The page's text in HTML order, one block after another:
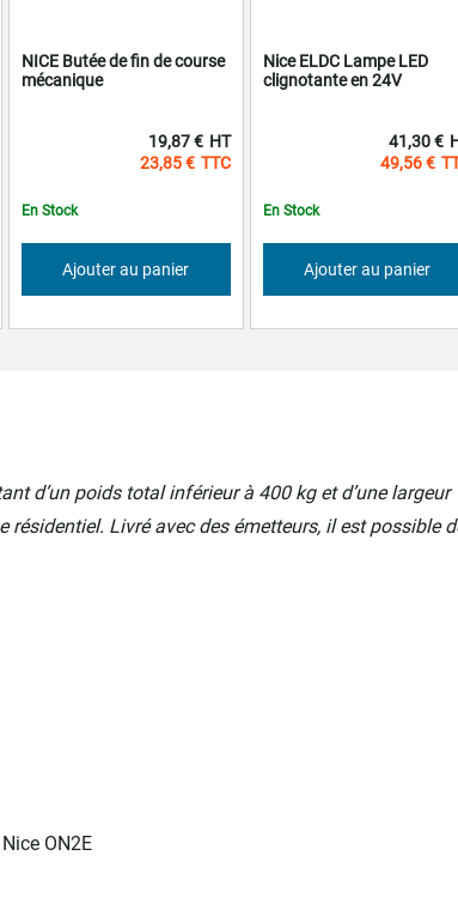
d’un poids total inférieur à 400 kg et d’une largeur
Livré avec des émetteurs, il est possible
ON2E
NICE Butée de fin de course
mécanique
En Stock
23,85 €
19,87 €
Ajouter au panier
Nice ELDC Lampe LED
clignotante en 24V
En Stock
49,56 €
41,30 €
Ajouter au panier